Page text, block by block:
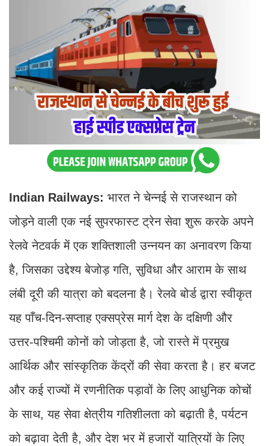
Indian Railways: भारत ने चेन्नई से राजस्थान को
जोड़ने वाली एक नई सुपरफास्ट ट्रेन सेवा शुरू करके अपने
रेलवे नेटवर्क में एक शक्तिशाली उन्नयन का अनावरण किया
है, जिसका उद्देश्य बेजोड़ गति, सुविधा और आराम के साथ
लंबी दूरी की यात्रा को बदलना है। रेलवे बोर्ड द्वारा स्वीकृत
यह पाँच-दिन-सप्ताह एक्सप्रेस मार्ग देश के दक्षिणी और
उत्तर-पश्चिमी कोनों को जोड़ता है, जो रास्ते में प्रमुख
आर्थिक और सांस्कृतिक केंद्रों की सेवा करता है। हर बजट
और कई राज्यों में रणनीतिक पड़ावों के लिए आधुनिक कोचों
के साथ, यह सेवा क्षेत्रीय गतिशीलता को बढ़ाती है, पर्यटन
को बढ़ावा देती है, और देश भर में हजारों यात्रियों के लिए